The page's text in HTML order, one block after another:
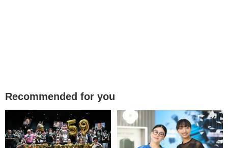
Recommended for you